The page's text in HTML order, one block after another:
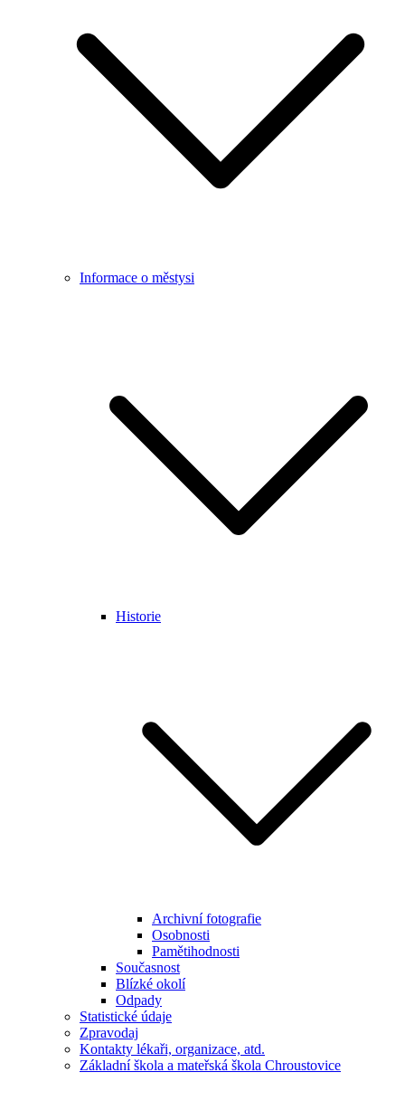
Informace o městysi
Historie
Archivní fotografie
Osobnosti
Pamětihodnosti
Současnost
Blízké okolí
Odpady
Statistické údaje
Zpravodaj
Kontakty lékaři, organizace, atd.
Základní škola a mateřská škola Chroustovice